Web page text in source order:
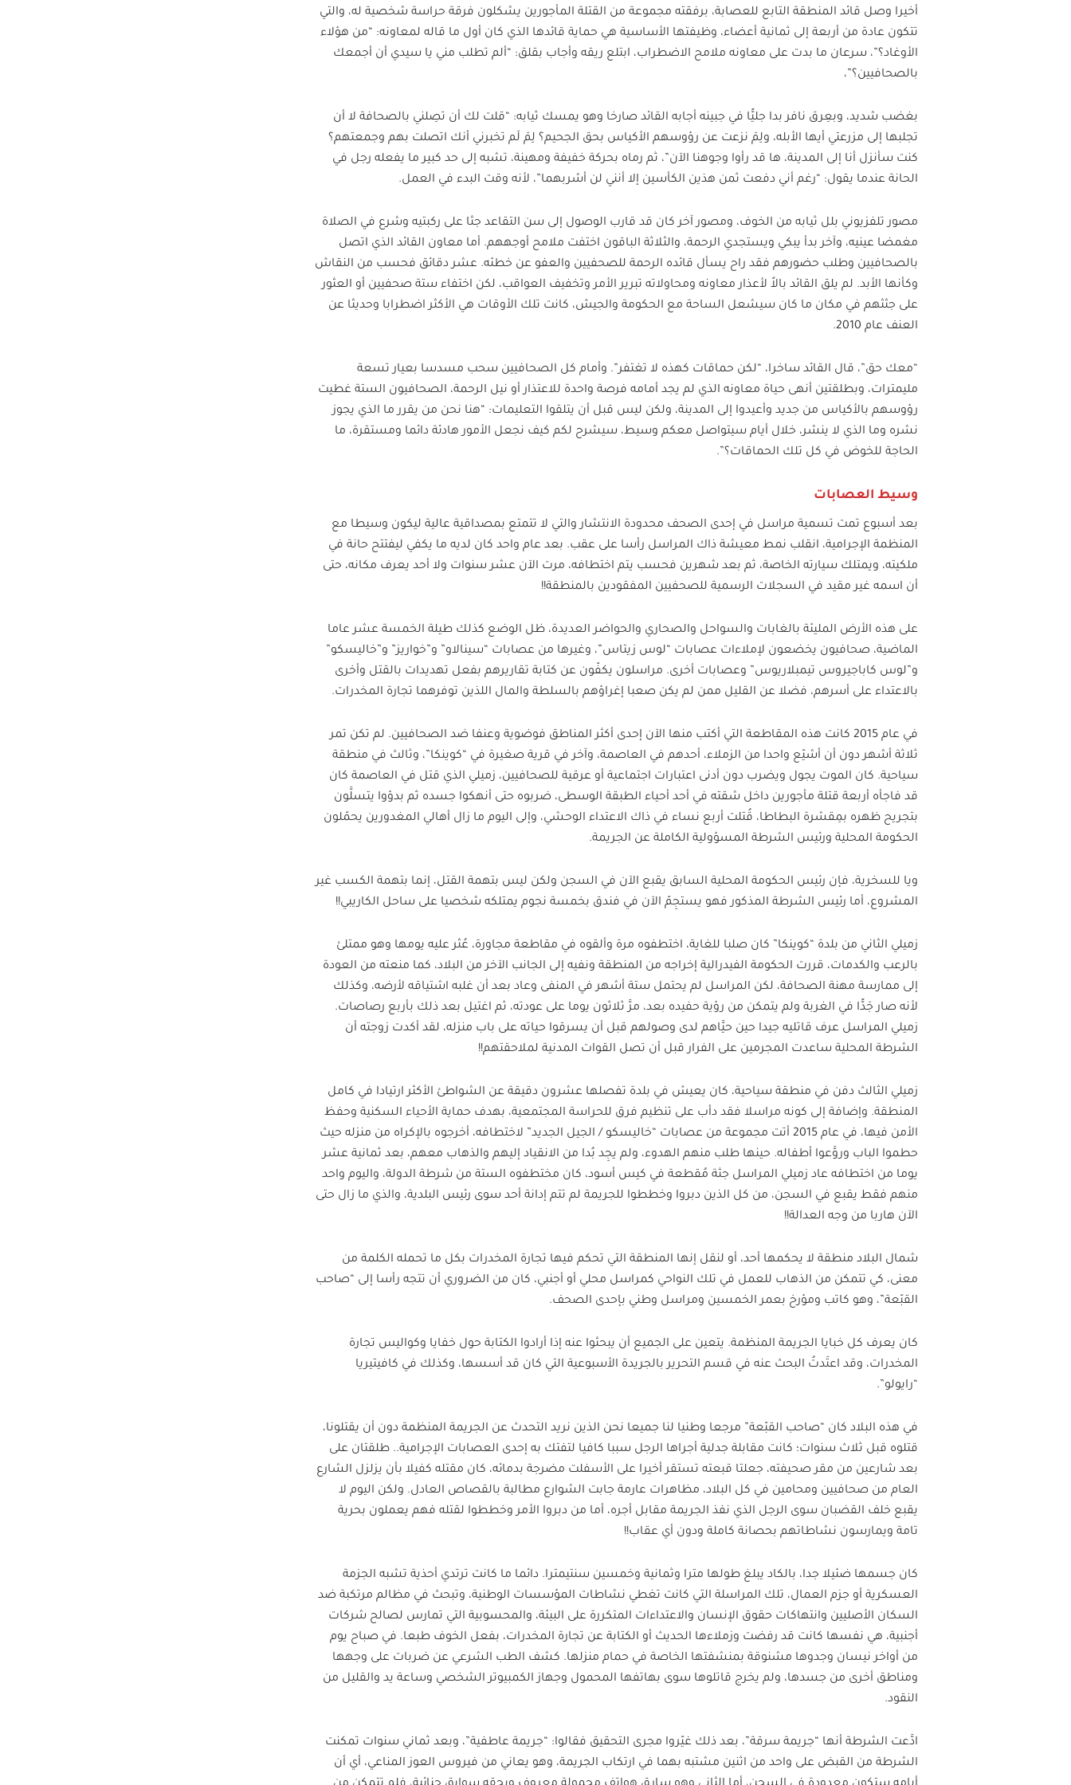
أخيرا وصل قائد المنطقة التابع للعصابة، برفقته مجموعة من القتلة المأجورين يشكلون فرقة حراسة شخصية له، والتي
تتكون عادة من أربعة إلى ثمانية أعضاء، وظيفتها الأساسية هي حماية قائدها الذي كان أول ما قاله لمعاونه: “من هؤلاء
الأوغاد؟”، سرعان ما بدت على معاونه ملامح الاضطراب، ابتلع ريقه وأجاب بقلق: “ألم تطلب مني يا سيدي أن أجمعك
بالصحافيين؟”،
بغضب شديد، وبعِرق نافر بدا جليًّا في جبينه أجابه القائد صارخا وهو يمسك ثيابه: “قلت لك أن تصِلني بالصحافة لا أن
تجلبها إلى مزرعتي أيها الأبله، ولِمَ نزعت عن رؤوسهم الأكياس بحق الجحيم؟ لِمَ لَم تخبرني أنك اتصلت بهم وجمعتهم؟
كنت سأنزل أنا إلى المدينة، ها قد رأوا وجوهنا الآن”، ثم رماه بحركة خفيفة ومهينة، تشبه إلى حد كبير ما يفعله رجل في
الحانة عندما يقول: “رغم أني دفعت ثمن هذين الكأسين إلا أنني لن أشربهما”، لأنه وقت البدء في العمل.
مصور تلفزيوني بلل ثيابه من الخوف، ومصور آخر كان قد قارب الوصول إلى سن التقاعد جثا على ركبتيه وشرع في الصلاة
مغمضا عينيه، وآخر بدأ يبكي ويستجدي الرحمة، والثلاثة الباقون اختفت ملامح أوجههم. أما معاون القائد الذي اتصل
بالصحافيين وطلب حضورهم فقد راح يسأل قائده الرحمة للصحفيين والعفو عن خطئه. عشر دقائق فحسب من النقاش
وكأنها الأبد. لم يلق القائد بالاً لأعذار معاونه ومحاولاته تبرير الأمر وتخفيف العواقب، لكن اختفاء ستة صحفيين أو العثور
على جثثهم في مكان ما كان سيشعل الساحة مع الحكومة والجيش، كانت تلك الأوقات هي الأكثر اضطرابا وحديثا عن
العنف عام 2010.
“معك حق”، قال القائد ساخرا، “لكن حماقات كهذه لا تغتفر”. وأمام كل الصحافيين سحب مسدسا بعيار تسعة
مليمترات، وبطلقتين أنهى حياة معاونه الذي لم يجد أمامه فرصة واحدة للاعتذار أو نيل الرحمة، الصحافيون الستة غطيت
رؤوسهم بالأكياس من جديد وأعيدوا إلى المدينة، ولكن ليس قبل أن يتلقوا التعليمات: “هنا نحن من يقرر ما الذي يجوز
نشره وما الذي لا ينشر، خلال أيام سيتواصل معكم وسيط، سيشرح لكم كيف نجعل الأمور هادئة دائما ومستقرة، ما
الحاجة للخوض في كل تلك الحماقات؟”.
وسيط العصابات
بعد أسبوع تمت تسمية مراسل في إحدى الصحف محدودة الانتشار والتي لا تتمتع بمصداقية عالية ليكون وسيطا مع
المنظمة الإجرامية، انقلب نمط معيشة ذاك المراسل رأسا على عقب. بعد عام واحد كان لديه ما يكفي ليفتتح حانة في
ملكيته، ويمتلك سيارته الخاصة، ثم بعد شهرين فحسب يتم اختطافه، مرت الآن عشر سنوات ولا أحد يعرف مكانه، حتى
أن اسمه غير مقيد في السجلات الرسمية للصحفيين المفقودين بالمنطقة!!
على هذه الأرض المليئة بالغابات والسواحل والصحاري والحواضر العديدة، ظل الوضع كذلك طيلة الخمسة عشر عاما
الماضية، صحافيون يخضعون لإملاءات عصابات “لوس زيتاس”، وغيرها من عصابات “سينالاو” و”خواريز” و”خاليسكو”
و”لوس كاباجيروس تيمبلاريوس” وعصابات أخرى. مراسلون يكفّون عن كتابة تقاريرهم بفعل تهديدات بالقتل وأخرى
بالاعتداء على أسرهم، فضلا عن القليل ممن لم يكن صعبا إغراؤهم بالسلطة والمال اللذين توفرهما تجارة المخدرات.
في عام 2015 كانت هذه المقاطعة التي أكتب منها الآن إحدى أكثر المناطق فوضوية وعنفا ضد الصحافيين. لم تكن تمر
ثلاثة أشهر دون أن أشيّع واحدا من الزملاء، أحدهم في العاصمة، وآخر في قرية صغيرة في “كوينكا”، وثالث في منطقة
سياحية. كان الموت يجول ويضرب دون أدنى اعتبارات اجتماعية أو عرقية للصحافيين، زميلي الذي قتل في العاصمة كان
قد فاجأه أربعة قتلة مأجورين داخل شقته في أحد أحياء الطبقة الوسطى، ضربوه حتى أنهكوا جسده ثم بدؤوا يتسلَّون
بتجريح ظهره بمِقشرة البطاطا، قُتلت أربع نساء في ذاك الاعتداء الوحشي، وإلى اليوم ما زال أهالي المغدورين يحمّلون
الحكومة المحلية ورئيس الشرطة المسؤولية الكاملة عن الجريمة.
ويا للسخرية، فإن رئيس الحكومة المحلية السابق يقبع الآن في السجن ولكن ليس بتهمة القتل، إنما بتهمة الكسب غير
المشروع، أما رئيس الشرطة المذكور فهو يستجِمّ الآن في فندق بخمسة نجوم يمتلكه شخصيا على ساحل الكاريبي!!
زميلي الثاني من بلدة “كوينكا” كان صلبا للغاية، اختطفوه مرة وألقوه في مقاطعة مجاورة، عُثر عليه يومها وهو ممتلئ
بالرعب والكدمات، قررت الحكومة الفيدرالية إخراجه من المنطقة ونفيه إلى الجانب الآخر من البلاد، كما منعته من العودة
إلى ممارسة مهنة الصحافة، لكن المراسل لم يحتمل ستة أشهر في المنفى وعاد بعد أن غلبه اشتياقه لأرضه، وكذلك
لأنه صار جَدًّا في الغربة ولم يتمكن من رؤية حفيده بعد، مرَّ ثلاثون يوما على عودته، ثم اغتيل بعد ذلك بأربع رصاصات.
زميلي المراسل عرف قاتليه جيدا حين حيَّاهم لدى وصولهم قبل أن يسرقوا حياته على باب منزله، لقد أكدت زوجته أن
الشرطة المحلية ساعدت المجرمين على الفرار قبل أن تصل القوات المدنية لملاحقتهم!!
زميلي الثالث دفن في منطقة سياحية، كان يعيش في بلدة تفصلها عشرون دقيقة عن الشواطئ الأكثر ارتيادا في كامل
المنطقة. وإضافة إلى كونه مراسلا فقد دأب على تنظيم فرق للحراسة المجتمعية، بهدف حماية الأحياء السكنية وحفظ
الأمن فيها، في عام 2015 أتت مجموعة من عصابات “خاليسكو / الجيل الجديد” لاختطافه، أخرجوه بالإكراه من منزله حيث
حطموا الباب وروَّعوا أطفاله. حينها طلب منهم الهدوء، ولم يجِد بُدا من الانقياد إليهم والذهاب معهم، بعد ثمانية عشر
يوما من اختطافه عاد زميلي المراسل جثة مُقطعة في كيس أسود، كان مختطفوه الستة من شرطة الدولة، واليوم واحد
منهم فقط يقبع في السجن، من كل الذين دبروا وخططوا للجريمة لم تتم إدانة أحد سوى رئيس البلدية، والذي ما زال حتى
الآن هاربا من وجه العدالة!!
شمال البلاد منطقة لا يحكمها أحد، أو لنقل إنها المنطقة التي تحكم فيها تجارة المخدرات بكل ما تحمله الكلمة من
معنى، كي تتمكن من الذهاب للعمل في تلك النواحي كمراسل محلي أو أجنبي، كان من الضروري أن تتجه رأسا إلى “صاحب
القبّعة”، وهو كاتب ومؤرخ بعمر الخمسين ومراسل وطني بإحدى الصحف.
كان يعرف كل خبايا الجريمة المنظمة. يتعين على الجميع أن يبحثوا عنه إذا أرادوا الكتابة حول خفايا وكواليس تجارة
المخدرات، وقد اعتَدتُ البحث عنه في قسم التحرير بالجريدة الأسبوعية التي كان قد أسسها، وكذلك في كافيتيريا
“رايولو”.
في هذه البلاد كان “صاحب القبّعة” مرجعا وطنيا لنا جميعا نحن الذين نريد التحدث عن الجريمة المنظمة دون أن يقتلونا،
قتلوه قبل ثلاث سنوات؛ كانت مقابلة جدلية أجراها الرجل سببا كافيا لتفتك به إحدى العصابات الإجرامية.. طلقتان على
بعد شارعين من مقر صحيفته، جعلتا قبعته تستقر أخيرا على الأسفلت مضرجة بدمائه، كان مقتله كفيلا بأن يزلزل الشارع
العام من صحافيين ومحامين في كل البلاد، مظاهرات عارمة جابت الشوارع مطالبة بالقصاص العادل. ولكن اليوم لا
يقبع خلف القضبان سوى الرجل الذي نفذ الجريمة مقابل أجره، أما من دبروا الأمر وخططوا لقتله فهم يعملون بحرية
تامة ويمارسون نشاطاتهم بحصانة كاملة ودون أي عقاب!!
كان جسمها ضئيلا جدا، بالكاد يبلغ طولها مترا وثمانية وخمسين سنتيمترا. دائما ما كانت ترتدي أحذية تشبه الجزمة
العسكرية أو جزم العمال، تلك المراسلة التي كانت تغطي نشاطات المؤسسات الوطنية، وتبحث في مظالم مرتكبة ضد
السكان الأصليين وانتهاكات حقوق الإنسان والاعتداءات المتكررة على البيئة، والمحسوبية التي تمارس لصالح شركات
أجنبية، هي نفسها كانت قد رفضت وزملاءها الحديث أو الكتابة عن تجارة المخدرات، بفعل الخوف طبعا. في صباح يوم
من أواخر نيسان وجدوها مشنوقة بمنشفتها الخاصة في حمام منزلها. كشف الطب الشرعي عن ضربات على وجهها
ومناطق أخرى من جسدها، ولم يخرج قاتلوها سوى بهاتفها المحمول وجهاز الكمبيوتر الشخصي وساعة يد والقليل من
النقود.
ادَّعت الشرطة أنها “جريمة سرقة”، بعد ذلك غيّروا مجرى التحقيق فقالوا: “جريمة عاطفية”، وبعد ثماني سنوات تمكنت
الشرطة من القبض على واحد من اثنين مشتبه بهما في ارتكاب الجريمة، وهو يعاني من فيروس العوز المناعي، أي أن